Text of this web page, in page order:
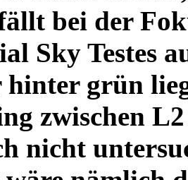
bei der
Sky Testes
hinter grün
zwischen
nicht